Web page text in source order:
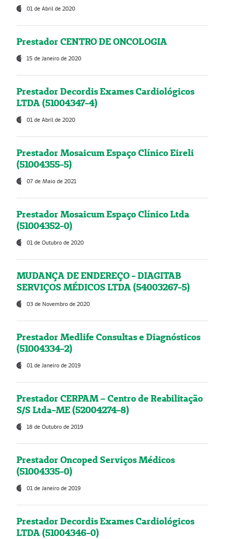
01 de Abril de 2020
Prestador CENTRO DE ONCOLOGIA
15 de Janeiro de 2020
Prestador Decordis Exames Cardiológicos
LTDA (51004347-4)
01 de Abril de 2020
Prestador Mosaicum Espaço Clínico Eireli
(51004355-5)
07 de Maio de 2021
Prestador Mosaicum Espaço Clínico Ltda
(51004352-0)
01 de Outubro de 2020
MUDANÇA DE ENDEREÇO - DIAGITAB
SERVIÇOS MÉDICOS LTDA (54003267-5)
03 de Novembro de 2020
Prestador Medlife Consultas e Diagnósticos
(51004334-2)
01 de Janeiro de 2019
Prestador CERPAM – Centro de Reabilitação
S/S Ltda-ME (52004274-8)
18 de Outubro de 2019
Prestador Oncoped Serviços Médicos
(51004335-0)
01 de Janeiro de 2019
Prestador Decordis Exames Cardiológicos
LTDA (51004346-0)